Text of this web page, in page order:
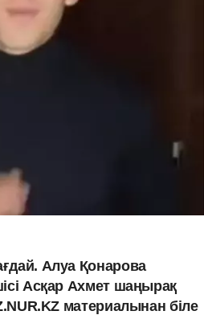
Алуа Қонарова
Асқар Ахмет шаңырақ
материалынан біле